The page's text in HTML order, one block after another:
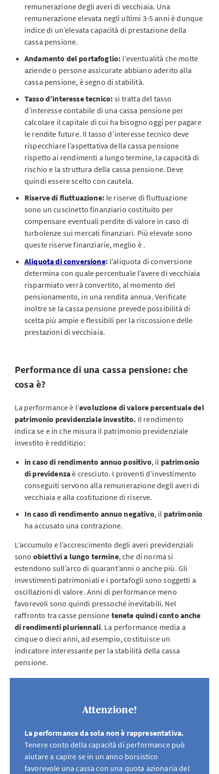
remunerazione degli averi di vecchiaia. Una
remunerazione elevata negli ultimi 3-5 anni è dunque
indice di un’elevata capacità di prestazione della
cassa pensione.
Andamento del portafoglio: l’eventualità che molte
aziende o persone assicurate abbiano aderito alla
cassa pensione, è segno di stabilità.
Tasso d’interesse tecnico:si tratta del tasso
d’interesse contabile di una cassa pensione per
calcolare il capitale di cui ha bisogno oggi per pagare
le rendite future. Il tasso d’interesse tecnico deve
rispecchiare l’aspettativa della cassa pensione
rispetto ai rendimenti a lungo termine, la capacità di
rischio e la struttura della cassa pensione. Deve
quindi essere scelto con cautela.
Riserve di fluttuazione: le riserve di fluttuazione
sono un cuscinetto finanziario costituito per
compensare eventuali perdite di valore in caso di
turbolenze sui mercati finanziari. Più elevate sono
queste riserve finanziarie, meglio è .
Aliquota di conversione: l’aliquota di conversione
determina con quale percentuale l’avere di vecchiaia
risparmiato verrà convertito, al momento del
pensionamento, in una rendita annua. Verificate
inoltre se la cassa pensione prevede possibilità di
scelta più ampie e flessibili per la riscossione delle
prestazioni di vecchiaia.
Performance di una cassa pensione: che
cosa è?
La performance è l’evoluzione di valore percentuale del
patrimonio previdenziale investito. Il rendimento
indica se e in che misura il patrimonio previdenziale
investito è redditizio:
in caso di rendimento annuo positivo, il patrimonio
di previdenzaè cresciuto. I proventi d’investimento
conseguiti servono alla remunerazione degli averi di
vecchiaia e alla costituzione di riserve.
In caso di rendimento annuo negativo, il patrimonio
ha accusato una contrazione.
L’accumulo e l’accrescimento degli averi previdenziali
sono obiettivi a lungo termine, che di norma si
estendono sull’arco di quarant’anni o anche più. Gli
investimenti patrimoniali e i portafogli sono soggetti a
oscillazioni di valore. Anni di performance meno
favorevoli sono quindi pressoché inevitabili. Nel
raffronto tra casse pensione tenete quindi conto anche
di rendimenti pluriennali. La performance media a
cinque o dieci anni, ad esempio, costituisce un
indicatore interessante per la stabilità della cassa
pensione.
Attenzione!
La performance da sola non è rappresentativa.
Tenere conto della capacità di performance può
aiutare a capire se in un anno borsistico
favorevole una cassa con una quota azionaria del